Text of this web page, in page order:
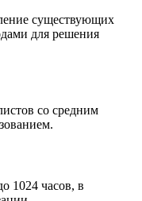
существующих
для решения
со средним
1024 часов, в